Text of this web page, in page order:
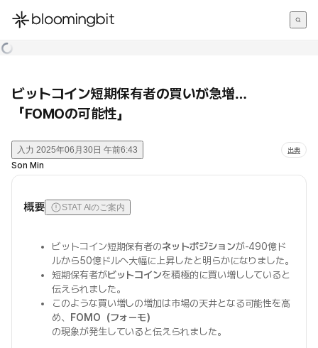
한국어
ビットコイン短期保有者の買いが急増…
「FOMOの可能性」
入力 2025年06月30日 午前6:43 出典
Son Min
概要 STAT AIのご案内
ビットコイン短期保有者のネットポジションが-490億ド
ルから50億ドルへ大幅に上昇したと明らかになりました。
短期保有者がビットコインを積極的に買い増ししていると
伝えられました。
このような買い増しの増加は市場の天井となる可能性を高
め、
FOMO（フォーモ）
の現象が発生していると伝えられました。